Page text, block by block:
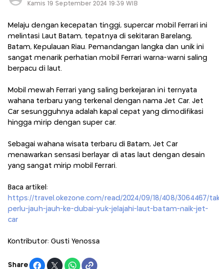
Kamis 19 September 2024 19:39 WIB
Melaju dengan kecepatan tinggi, supercar mobil Ferrari ini
melintasi Laut Batam, tepatnya di sekitaran Barelang,
Batam, Kepulauan Riau. Pemandangan langka dan unik ini
sangat menarik perhatian mobil Ferrari warna-warni saling
berpacu di laut.
Mobil mewah Ferrari yang saling berkejaran ini ternyata
wahana terbaru yang terkenal dengan nama Jet Car. Jet
Car sesungguhnya adalah kapal cepat yang dimodifikasi
hingga mirip dengan super car.
Sebagai wahana wisata terbaru di Batam, Jet Car
menawarkan sensasi berlayar di atas laut dengan desain
yang sangat mirip mobil Ferrari.
Baca artikel:
https://travel.okezone.com/read/2024/09/18/408/3064467/
perlu-jauh-jauh-ke-dubai-yuk-jelajahi-laut-batam-naik-jet-
car
Kontributor: Gusti Yenossa
Share